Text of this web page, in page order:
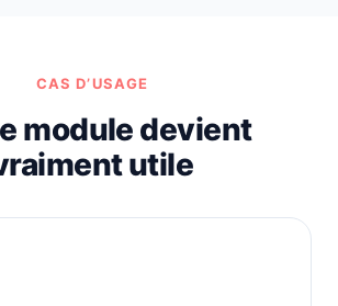
CAS D’USAGE
module devient
utile